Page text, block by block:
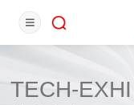
TECH-EXHI